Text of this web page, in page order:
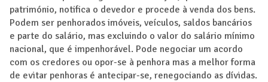
património, notifica o devedor e procede à venda dos bens.
Podem ser penhorados imóveis, veículos, saldos bancários
e parte do salário, mas excluindo o valor do salário mínimo
nacional, que é impenhorável. Pode negociar um acordo
com os credores ou opor-se à penhora mas a melhor forma
de evitar penhoras é antecipar-se, renegociando as dívidas.